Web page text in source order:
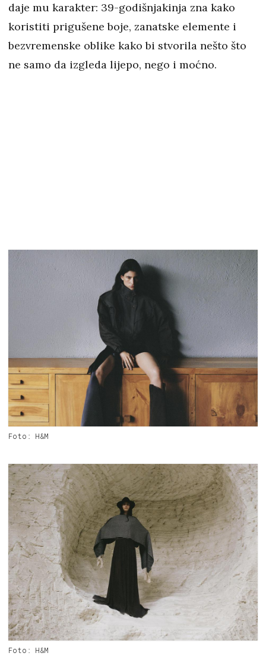
daje mu karakter: 39-godišnjakinja zna kako
koristiti prigušene boje, zanatske elemente i
bezvremenske oblike kako bi stvorila nešto što
ne samo da izgleda lijepo, nego i moćno.
Foto: H&M
Foto: H&M